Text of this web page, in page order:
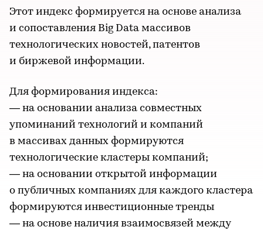
Этот индекс формируется на основе анализа
и сопоставления Big Data массивов
технологических новостей, патентов
и биржевой информации.
Для формирования индекса:
— на основании анализа совместных
упоминаний технологий и компаний
в массивах данных формируются
технологические кластеры компаний;
— на основании открытой информации
о публичных компаниях для каждого кластера
формируются инвестиционные тренды
— на основе наличия взаимосвязей между